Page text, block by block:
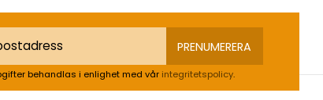
PRENUMERERA
behandlas i enlighet med vår integritetspolicy.